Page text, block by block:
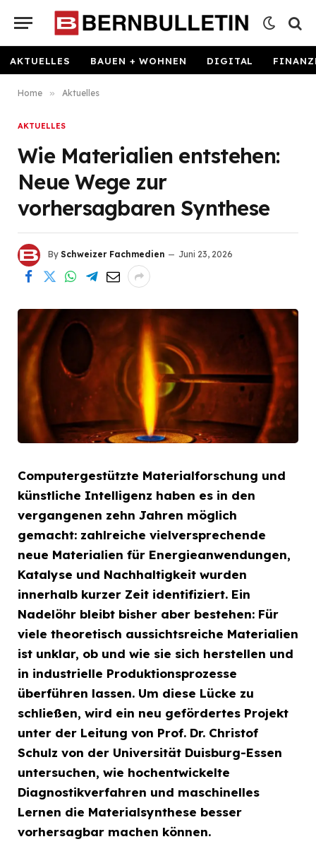
AKTUELLES BAUEN + WOHNEN DIGITAL
Home » Aktuelles
AKTUELLES
Wie Materialien entstehen:
Neue Wege zur
vorhersagbaren Synthese
By Schweizer Fachmedien Juni 23, 2026
Computergestützte Materialforschung und
künstliche Intelligenz haben es in den
vergangenen zehn Jahren möglich
gemacht: zahlreiche vielversprechende
neue Materialien für Energieanwendungen,
Katalyse und Nachhaltigkeit wurden
innerhalb kurzer Zeit identifiziert. Ein
Nadelöhr bleibt bisher aber bestehen: Für
viele theoretisch aussichtsreiche Materialien
ist unklar, ob und wie sie sich herstellen und
in industrielle Produktionsprozesse
überführen lassen. Um diese Lücke zu
schließen, wird ein neu gefördertes Projekt
unter der Leitung von Prof. Dr. Christof
Schulz von der Universität Duisburg-Essen
untersuchen, wie hochentwickelte
Diagnostikverfahren und maschinelles
Lernen die Materialsynthese besser
vorhersagbar machen können.